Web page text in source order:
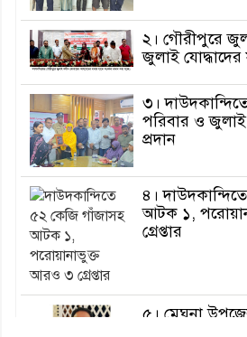
২। গৌরীপুরে
জুলাই যোদ্ধাদের
৩।
পরিবার ও জুলাই
প্রদান
৪।
আটক ১,
গ্রেপ্তার
৫। মেঘনা